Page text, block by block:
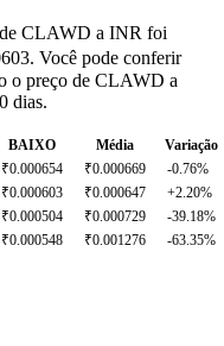
de CLAWD a INR foi
Você pode conferir
o preço de CLAWD a
dias.
BAIXO Média
Variação
₹0.000654 ₹0.000669
-0.76%
₹0.000603 ₹0.000647
+2.20%
₹0.000504 ₹0.000729
-39.18%
₹0.000548 ₹0.001276 -63.35%